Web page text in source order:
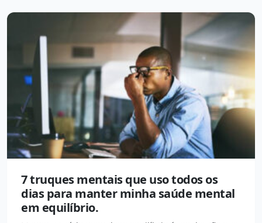
7 truques mentais que uso todos os
dias para manter minha saúde mental
em equilíbrio.